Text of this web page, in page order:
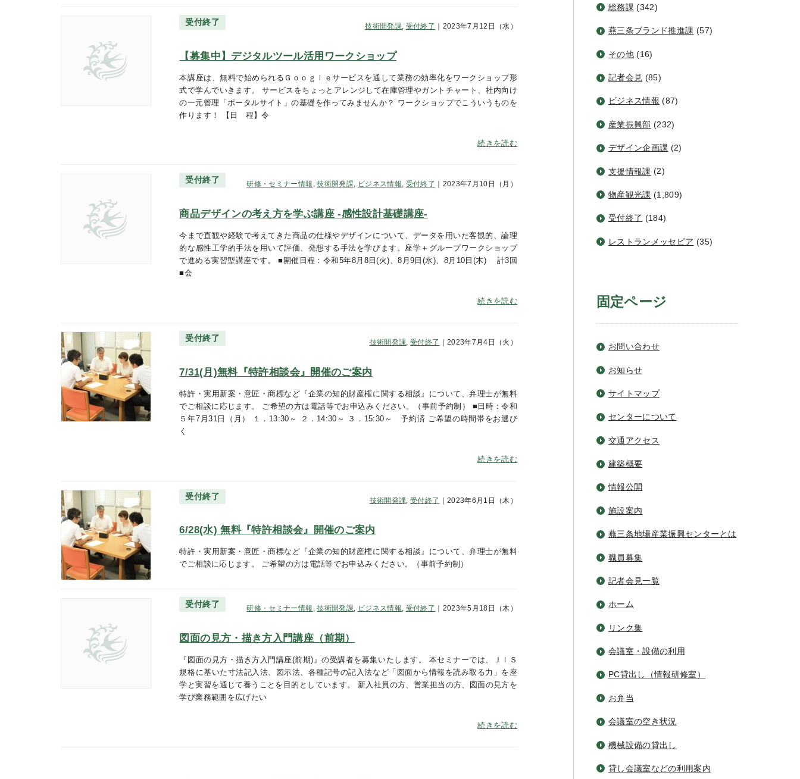
総務課 (342)
燕三条ブランド推進課 (57)
その他(16)
記者会見 (85)
ビジネス情報 (87)
産業振興部 (232)
デザイン企画課 (2)
支援情報課 (2)
物産観光課 (1,809)
受付終了 (184)
レストランメッセピア (35)
固定ページ
お問い合わせ
お知らせ
サイトマップ
センターについて
交通アクセス
建築概要
情報公開
施設案内
燕三条地場産業振興センターとは
職員募集
記者会見一覧
ホーム
リンク集
会議室・設備の利用
PC貸出し（情報研修室）
お弁当
会議室の空き状況
機械設備の貸出し
貸し会議室などの利用案内
技術開発課 受付終了 ｜2023年7月12日（水）
受付終了
【募集中】デジタルツール活用ワークショップ
本講座は、無料で始められるＧｏｏｇｌｅサービスを通して業務の効率化をワークショップ形
式で学んでいきます。 サービスをちょっとアレンジして在庫管理やガントチャート、社内向け
の一元管理「ポータルサイト」の基礎を作ってみませんか？ ワークショップでこういうものを
作ります！ 【日 程】令
続きを読む
研修・セミナー情報 ,技術開発課, ビジネス情報, 受付終了 ｜2023年7月10日（月）
受付終了
商品デザインの考え方を学ぶ講座 -感性設計基礎講座-
今まで直観や経験で考えてきた商品の仕様やデザインについて、データを用いた客観的、論理
的な感性工学的手法を用いて評価、発想する手法を学びます。座学＋グループワークショップ
で進める実習型講座です。 ■開催日程：令和5年8月8日(火)、8月9日(水)、8月10日(木) 計3回
■会
続きを読む
技術開発課 ,受付終了 ｜2023年7月4日（火）
受付終了
7/31(月)無料『特許相談会』開催のご案内
特許・実用新案・意匠・商標など『企業の知的財産権に関する相談』について、弁理士が無料
でご相談に応じます。 ご希望の方は電話等でお申込みください。（事前予約制） ■日時：令和
５年7月31日（月） １．13:30～ ２．14:30～ ３．15:30～ 予約済 ご希望の時間帯をお選び
く
続きを読む
技術開発課 ,受付終了 ｜2023年6月1日（木）
受付終了
6/28(水) 無料『特許相談会』開催のご案内
特許・実用新案・意匠・商標など『企業の知的財産権に関する相談』について、弁理士が無料
でご相談に応じます。 ご希望の方は電話等でお申込みください。（事前予約制）
研修・セミナー情報 ,技術開発課, ビジネス情報, 受付終了 ｜2023年5月18日（木）
受付終了
図面の見方・描き方入門講座（前期）
『図面の見方・描き方入門講座(前期)』の受講者を募集いたします。 本セミナーでは、ＪＩＳ
規格に基いた寸法記入法、図示法、各種記号の記入法など「図面から情報を読み取る力」を座
学と実習を通じて養うことを目的としています。 新入社員の方、営業担当の方、図面の見方を
学び業務範囲を広げたい
続きを読む